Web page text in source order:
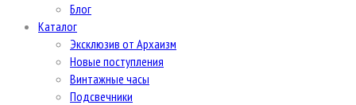
Блог
Каталог
Эксклюзив от Архаизм
Новые поступления
Винтажные часы
Подсвечники